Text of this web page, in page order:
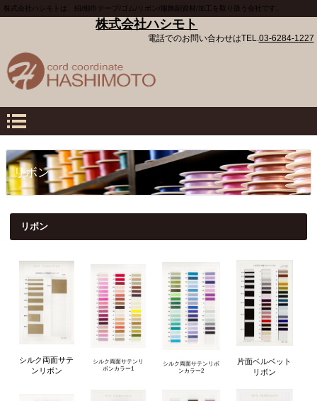
株式会社ハシモトは、紐/細巾テープ/ゴム/リボン/服飾副資材/加工を取り扱う会社です。
株式会社ハシモト
電話でのお問い合わせはTEL.03-6284-1227
リボン
リボン
シルク両面サテ
ンリボン
シルク両面サテンリ
ボンカラー1
シルク両面サテンリボ
ンカラー2
片面ベルベット
リボン